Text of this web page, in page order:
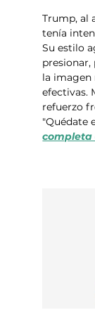
Trump, al
tenía
Su estilo
presionar,
la imagen
efectivas.
refuerzo
"Quédate
completa